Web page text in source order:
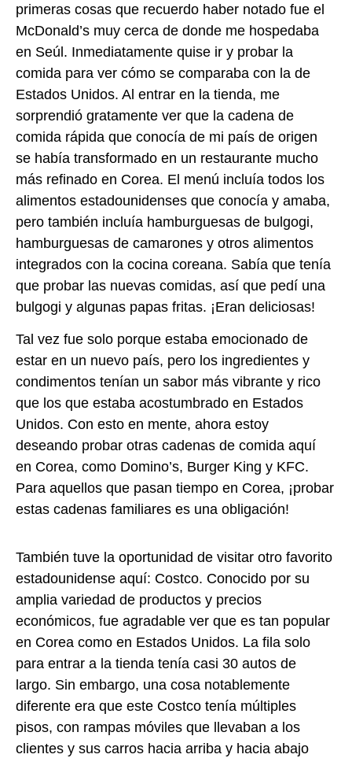
primeras cosas que recuerdo haber notado fue el
McDonald’s muy cerca de donde me hospedaba
en Seúl. Inmediatamente quise ir y probar la
comida para ver cómo se comparaba con la de
Estados Unidos. Al entrar en la tienda, me
sorprendió gratamente ver que la cadena de
comida rápida que conocía de mi país de origen
se había transformado en un restaurante mucho
más refinado en Corea. El menú incluía todos los
alimentos estadounidenses que conocía y amaba,
pero también incluía hamburguesas de bulgogi,
hamburguesas de camarones y otros alimentos
integrados con la cocina coreana. Sabía que tenía
que probar las nuevas comidas, así que pedí una
bulgogi y algunas papas fritas. ¡Eran deliciosas!
Tal vez fue solo porque estaba emocionado de
estar en un nuevo país, pero los ingredientes y
condimentos tenían un sabor más vibrante y rico
que los que estaba acostumbrado en Estados
Unidos. Con esto en mente, ahora estoy
deseando probar otras cadenas de comida aquí
en Corea, como Domino’s, Burger King y KFC.
Para aquellos que pasan tiempo en Corea, ¡probar
estas cadenas familiares es una obligación!
También tuve la oportunidad de visitar otro favorito
estadounidense aquí: Costco. Conocido por su
amplia variedad de productos y precios
económicos, fue agradable ver que es tan popular
en Corea como en Estados Unidos. La fila solo
para entrar a la tienda tenía casi 30 autos de
largo. Sin embargo, una cosa notablemente
diferente era que este Costco tenía múltiples
pisos, con rampas móviles que llevaban a los
clientes y sus carros hacia arriba y hacia abajo